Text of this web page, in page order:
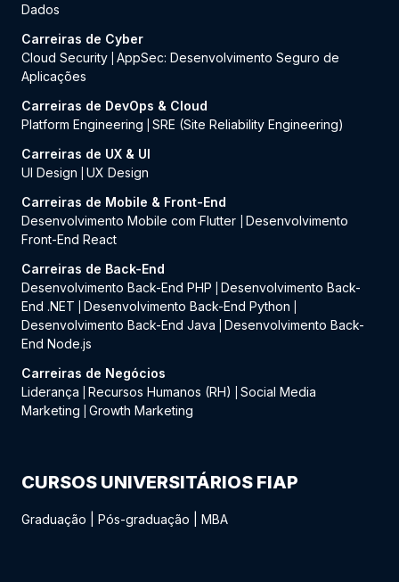
Dados
Carreiras de Cyber
Cloud Security AppSec: Desenvolvimento Seguro de
Aplicações
Carreiras de DevOps & Cloud
Platform Engineering
SRE (Site Reliability Engineering)
Carreiras de UX & UI
UI Design
UX Design
Carreiras de Mobile & Front-End
Desenvolvimento Mobile com Flutter
Desenvolvimento
Front-End React
Carreiras de Back-End
Desenvolvimento Back-End PHP
Desenvolvimento Back-
End .NET
Desenvolvimento Back-End Python
Desenvolvimento Back-End Java
Desenvolvimento Back-
End Node.js
Carreiras de Negócios
Liderança
Recursos Humanos (RH)
Social Media
Marketing
Growth Marketing
CURSOS UNIVERSITÁRIOS FIAP
Graduação Pós-graduação MBA